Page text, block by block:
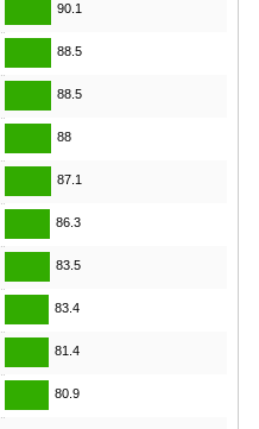
90.1
88.5
88.5
88
87.1
86.3
83.5
83.4
81.4
80.9